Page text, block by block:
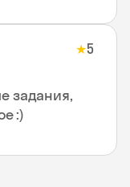
★5
задания,
:)